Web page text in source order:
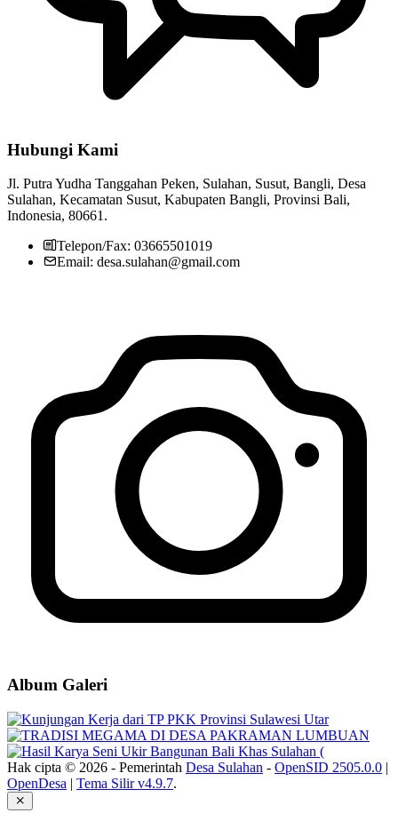
Hubungi Kami
Jl. Putra Yudha Tanggahan Peken, Sulahan, Susut, Bangli, Desa
Sulahan, Kecamatan Susut, Kabupaten Bangli, Provinsi Bali,
Indonesia, 80661.
Telepon/Fax: 03665501019
Email: desa.sulahan@gmail.com
Album Galeri
Hak cipta © 2026 - Pemerintah Desa Sulahan - OpenSID 2505.0.0 |
OpenDesa | Tema Silir v4.9.7.